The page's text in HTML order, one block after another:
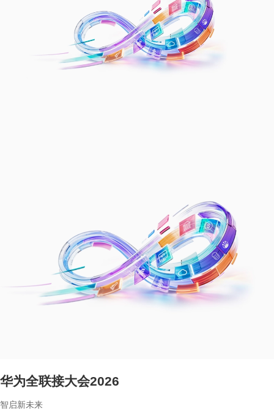
华为全联接大会2026
智启新未来